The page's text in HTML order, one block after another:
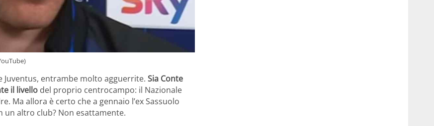
Juventus, entrambe molto agguerrite. Sia Conte
il livello del proprio centrocampo: il Nazionale
Ma allora è certo che a gennaio l’ex Sassuolo
un altro club? Non esattamente.